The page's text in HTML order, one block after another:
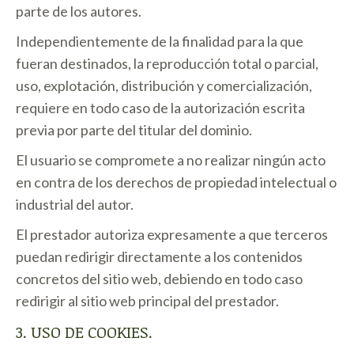
parte de los autores.
Independientemente de la finalidad para la que
fueran destinados, la reproducción total o parcial,
uso, explotación, distribución y comercialización,
requiere en todo caso de la autorización escrita
previa por parte del titular del dominio.
El usuario se compromete a no realizar ningún acto
en contra de los derechos de propiedad intelectual o
industrial del autor.
El prestador autoriza expresamente a que terceros
puedan redirigir directamente a los contenidos
concretos del sitio web, debiendo en todo caso
redirigir al sitio web principal del prestador.
3. USO DE COOKIES.